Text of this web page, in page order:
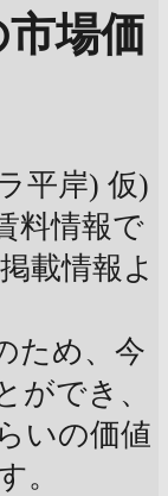
場価
平岸) 仮)
料情報で
載情報よ
ため、今
ができ、
いの価値
。